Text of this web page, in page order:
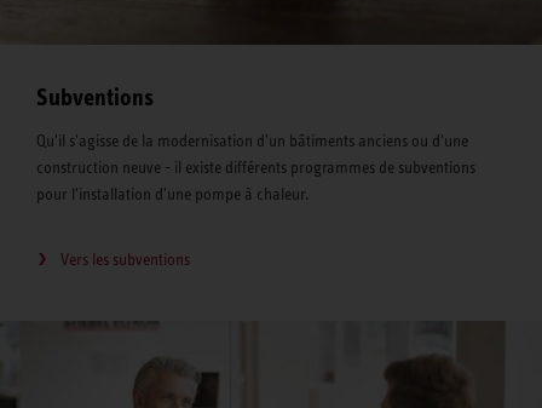
Subventions
Qu'il s'agisse de la modernisation d'un bâtiments anciens ou d'une
construction neuve - il existe différents programmes de subventions
pour l'installation d'une pompe à chaleur.
Vers les subventions